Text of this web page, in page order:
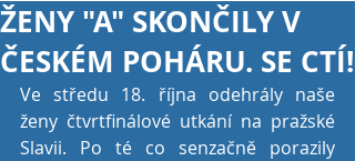
ŽENY "A" SKONČILY V
ČESKÉM POHÁRU. SE CTÍ!
Ve středu 18. října odehrály naše
ženy čtvrtfinálové utkání na pražské
Slavii. Po té co senzačně porazily